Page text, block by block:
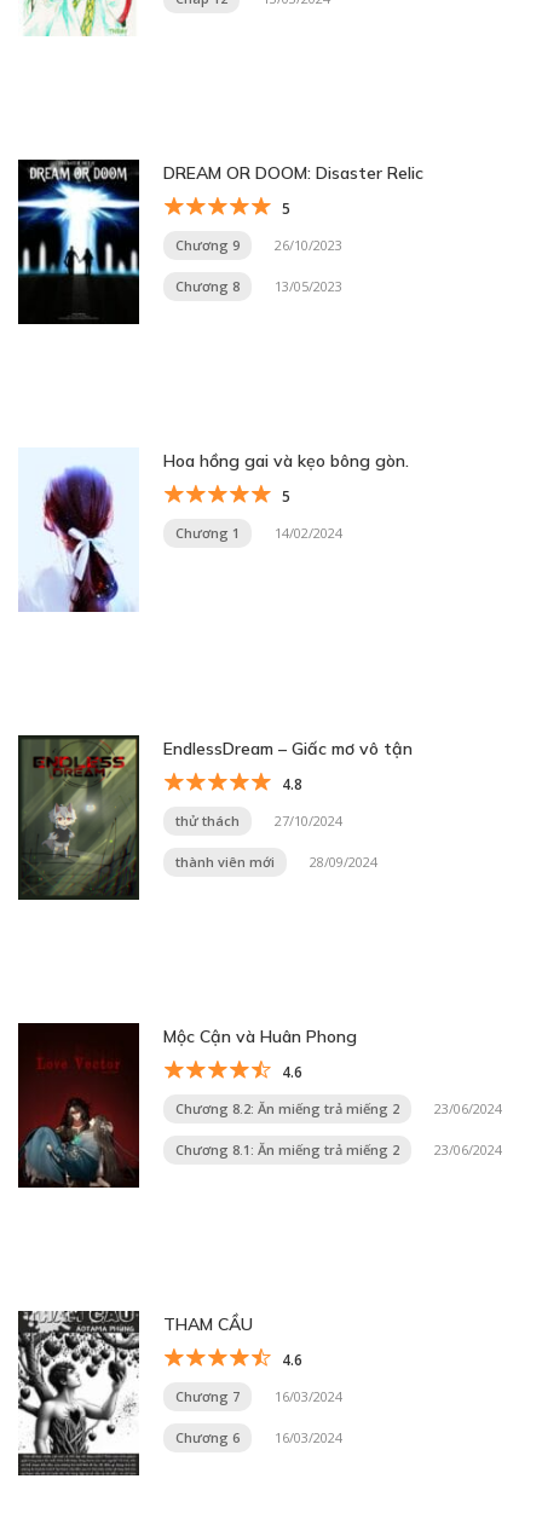
DREAM OR DOOM: Disaster Relic
5
Chương 9 26/10/2023
Chương 8 13/05/2023
Hoa hồng gai và kẹo bông gòn.
5
Chương 1 14/02/2024
EndlessDream – Giấc mơ vô tận
4.8
thử thách 27/10/2024
thành viên mới 28/09/2024
Mộc Cận và Huân Phong
4.6
Chương 8.2: Ăn miếng trả miếng 2 23/06/2024
Chương 8.1: Ăn miếng trả miếng 2 23/06/2024
THAM CẦU
4.6
Chương 7 16/03/2024
Chương 6 16/03/2024